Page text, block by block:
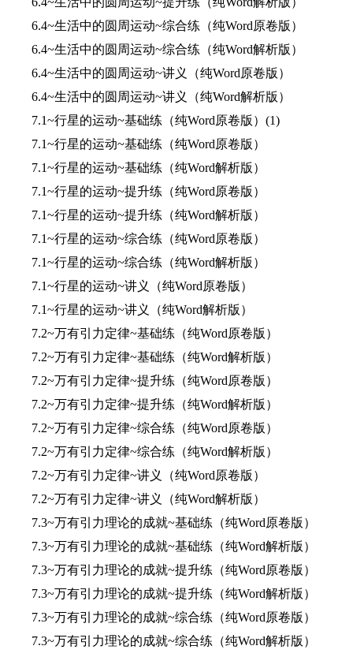
6.4~生活中的圆周运动~综合练（纯Word原卷版）
6.4~生活中的圆周运动~综合练（纯Word解析版）
6.4~生活中的圆周运动~讲义（纯Word原卷版）
6.4~生活中的圆周运动~讲义（纯Word解析版）
7.1~行星的运动~基础练（纯Word原卷版）(1)
7.1~行星的运动~基础练（纯Word原卷版）
7.1~行星的运动~基础练（纯Word解析版）
7.1~行星的运动~提升练（纯Word原卷版）
7.1~行星的运动~提升练（纯Word解析版）
7.1~行星的运动~综合练（纯Word原卷版）
7.1~行星的运动~综合练（纯Word解析版）
7.1~行星的运动~讲义（纯Word原卷版）
7.1~行星的运动~讲义（纯Word解析版）
7.2~万有引力定律~基础练（纯Word原卷版）
7.2~万有引力定律~基础练（纯Word解析版）
7.2~万有引力定律~提升练（纯Word原卷版）
7.2~万有引力定律~提升练（纯Word解析版）
7.2~万有引力定律~综合练（纯Word原卷版）
7.2~万有引力定律~综合练（纯Word解析版）
7.2~万有引力定律~讲义（纯Word原卷版）
7.2~万有引力定律~讲义（纯Word解析版）
7.3~万有引力理论的成就~基础练（纯Word原卷版）
7.3~万有引力理论的成就~基础练（纯Word解析版）
7.3~万有引力理论的成就~提升练（纯Word原卷版）
7.3~万有引力理论的成就~提升练（纯Word解析版）
7.3~万有引力理论的成就~综合练（纯Word原卷版）
7.3~万有引力理论的成就~综合练（纯Word解析版）